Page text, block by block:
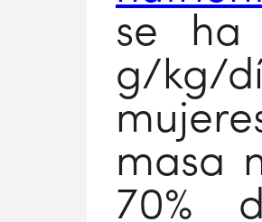
se ha
g/kg/
masa
70%